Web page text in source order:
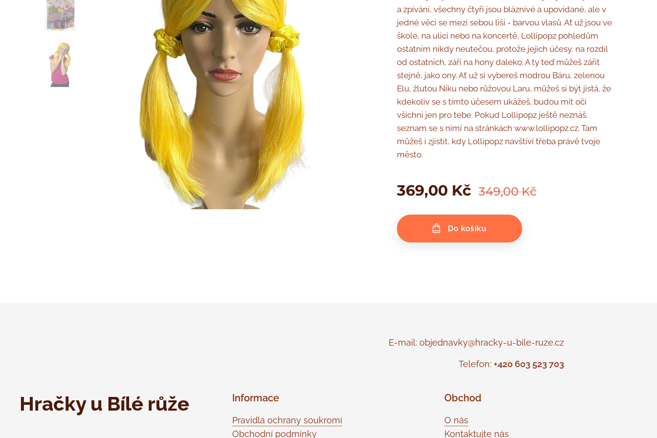
a zpívání, všechny čtyři jsou bláznivé a upovídané, ale v
jedné věci se mezi sebou liší - barvou vlasů. Ať už jsou ve
škole, na ulici nebo na koncertě, Lollipopz pohledům
ostatním nikdy neutečou, protože jejich účesy, na rozdíl
od ostatních, září na hony daleko. A ty teď můžeš zářit
stejně, jako ony. Ať už si vybereš modrou Báru, zelenou
Elu, žlutou Niku nebo růžovou Laru, můžeš si být jistá, že
kdekoliv se s tímto účesem ukážeš, budou mít oči
všichni jen pro tebe. Pokud Lollipopz ještě neznáš,
seznam se s nimi na stránkách www.lollipopz.cz. Tam
můžeš i zjistit, kdy Lollipopz navštíví třeba právě tvoje
město.
369,00 Kč 349,00Kč
Do košíku
E-mail: objednavky@hracky-u-bile-ruze.cz
Telefon: +420 603 523 703
Hračky u Bílé růže Informace
Pravidla ochrany soukromí
Obchodní podmínky
Obchod
O nás
Kontaktujte nás